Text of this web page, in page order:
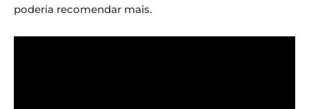
poderia recomendar mais.